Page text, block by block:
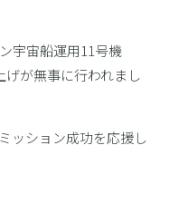
宇宙船運用11号機
げが無事に行われまし
ッション成功を応援し